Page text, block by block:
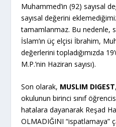
Muhammed’in (92) sayısal
sayısal değerini
tamamlanmaz. Bu nedenle,
İslam’ın üç elçisi İbrahim,
değerlerini topladığımızda
M.P.’nin Haziran sayısı).
Son olarak, MUSLIM DIGEST
okulunun birinci sınıf
hatalara dayanarak Reşad
OLMADIĞINI “ispatlamaya”